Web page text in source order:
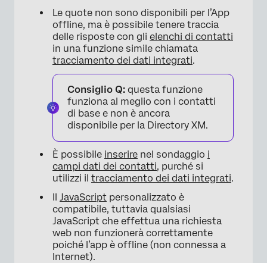
Le quote non sono disponibili per l’App
offline, ma è possibile tenere traccia
delle risposte con gli elenchi di contatti
in una funzione simile chiamata
tracciamento dei dati integrati.
Consiglio Q: questa funzione
funziona al meglio con i contatti
di base e non è ancora
disponibile per la Directory XM.
È possibile inserire nel sondaggio i
campi dati dei contatti, purché si
utilizzi il tracciamento dei dati integrati.
Il JavaScript personalizzato è
compatibile, tuttavia qualsiasi
JavaScript che effettua una richiesta
web non funzionerà correttamente
poiché l’app è offline (non connessa a
Internet).